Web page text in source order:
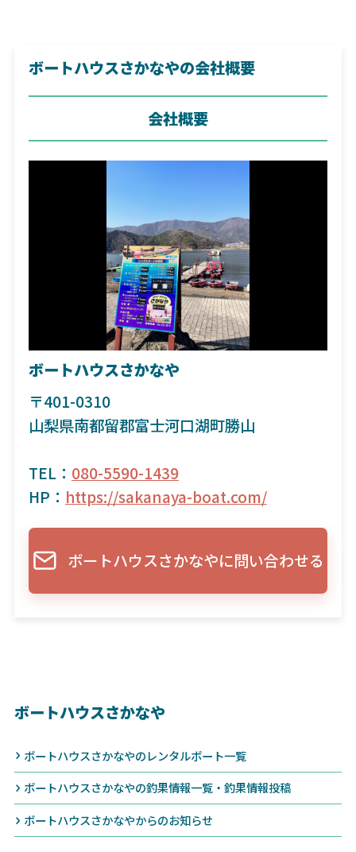
ボートハウスさかなやの会社概要
会社概要
ボートハウスさかなや
〒401-0310
山梨県南都留郡富士河口湖町勝山
TEL： 080-5590-1439
HP： https://sakanaya-boat.com/
ボートハウスさかなやに問い合わせる
ボートハウスさかなや
ボートハウスさかなやのレンタルボート一覧
ボートハウスさかなやの釣果情報一覧・釣果情報投稿
ボートハウスさかなやからのお知らせ